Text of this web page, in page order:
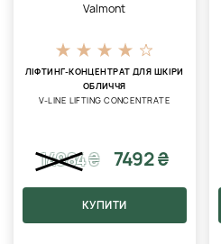
Valmont
ЛІФТИНГ-КОНЦЕНТРАТ ДЛЯ ШКІРИ
ОБЛИЧЧЯ
V-LINE LIFTING CONCENTRATE
14984₴ 7492 ₴
КУПИТИ